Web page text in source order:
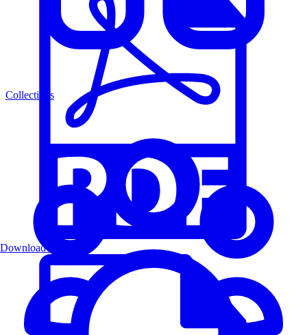
Collections
Download PDF